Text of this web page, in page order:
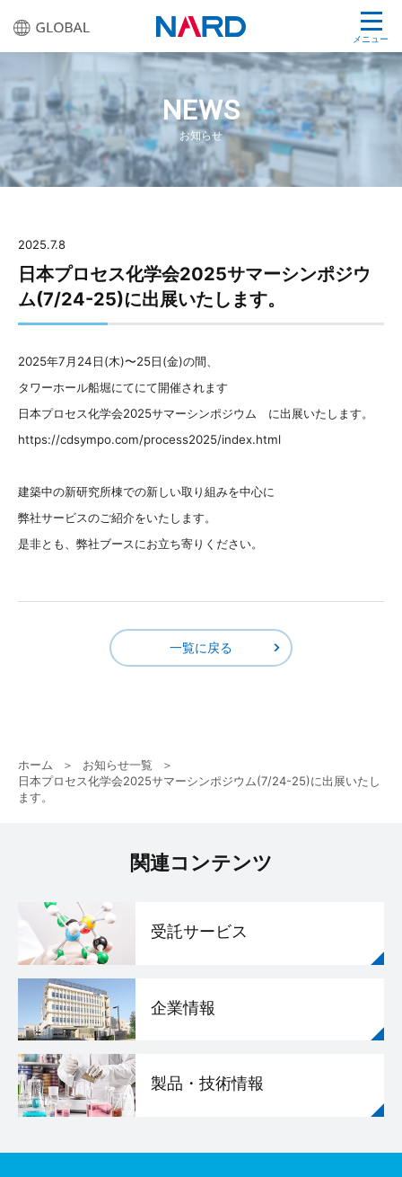
メニュー
NEWS
お知らせ
2025.7.8
日本プロセス化学会2025サマーシンポジウ
ム(7/24-25)に出展いたします。
2025年7月24日(木)〜25日(金)の間、
タワーホール船堀にてにて開催されます
日本プロセス化学会2025サマーシンポジウム に出展いたします。
https://cdsympo.com/process2025/index.html
建築中の新研究所棟での新しい取り組みを中心に
弊社サービスのご紹介をいたします。
是非とも、弊社ブースにお立ち寄りください。
一覧に戻る
ホーム
お知らせ一覧
日本プロセス化学会2025サマーシンポジウム(7/24-25)に出展いたし
ます。
関連コンテンツ
受託サービス
企業情報
製品・技術情報